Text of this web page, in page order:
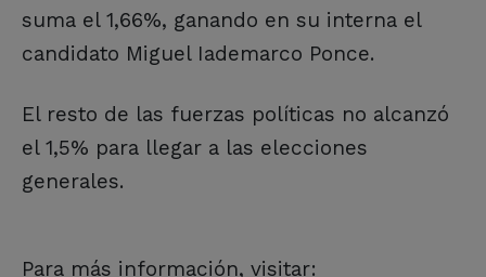
suma el 1,66%, ganando en su interna el
candidato Miguel Iademarco Ponce.
El resto de las fuerzas políticas no alcanzó
el 1,5% para llegar a las elecciones
generales.
Para más información, visitar: